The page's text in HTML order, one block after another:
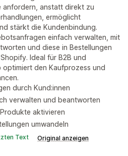
anfordern, anstatt direkt zu
ermöglicht
stärkt die Kundenbindung.
einfach verwalten, mit
und diese in Bestellungen
Ideal für B2B und
optimiert den Kaufprozess und
durch Kund:innen
verwalten und beantworten
aktivieren
umwandeln
Text Original anzeigen